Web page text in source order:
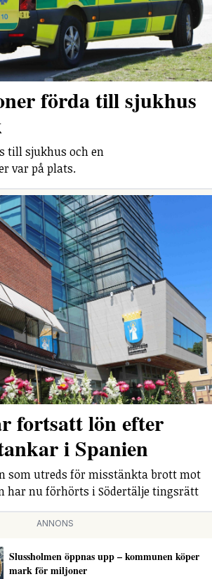
förda till sjukhus
till sjukhus och en
var på plats.
fortsatt lön efter
i Spanien
som utreds för misstänkta brott mot
har nu förhörts i Södertälje tingsrätt
ANNONS
Slussholmen öppnas upp – kommunen köper
mark för miljoner